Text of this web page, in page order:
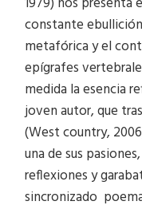
constante
metafórica y el
epígrafes
medida la esencia
joven autor, que
(West country,
una de sus
reflexiones y
sincronizado